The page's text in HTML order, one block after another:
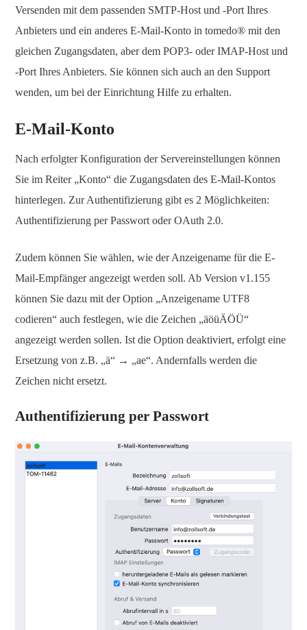
Versenden mit dem passenden SMTP-Host und -Port Ihres
Anbieters und ein anderes E-Mail-Konto in tomedo® mit den
gleichen Zugangsdaten, aber dem POP3- oder IMAP-Host und
-Port Ihres Anbieters. Sie können sich auch an den Support
wenden, um bei der Einrichtung Hilfe zu erhalten.
E-Mail-Konto
Nach erfolgter Konfiguration der Servereinstellungen können
Sie im Reiter „Konto“ die Zugangsdaten des E-Mail-Kontos
hinterlegen. Zur Authentifizierung gibt es 2 Möglichkeiten:
Authentifizierung per Passwort oder OAuth 2.0.
Zudem können Sie wählen, wie der Anzeigename für die E-
Mail-Empfänger angezeigt werden soll. Ab Version v1.155
können Sie dazu mit der Option „Anzeigename UTF8
codieren“ auch festlegen, wie die Zeichen „äöüÄÖÜ“
angezeigt werden sollen. Ist die Option deaktiviert, erfolgt eine
Ersetzung von z.B. „ä“ → „ae“. Andernfalls werden die
Zeichen nicht ersetzt.
Authentifizierung per Passwort